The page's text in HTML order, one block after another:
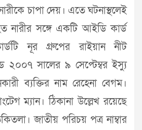
চাপা দেয়। এতে ঘটনাস্থলেই
নারীর সঙ্গে একটি আইডি কার্ড
নূর গ্রুপের রাইয়ান নীট
২০০৭ সালের ৯ সেপ্টেম্বর ইস্যু
ব্যক্তির নাম রেহেনা বেগম।
ম্যান। ঠিকানা উল্লেখ রয়েছে
জাতীয় পরিচয় পত্র নাম্বার